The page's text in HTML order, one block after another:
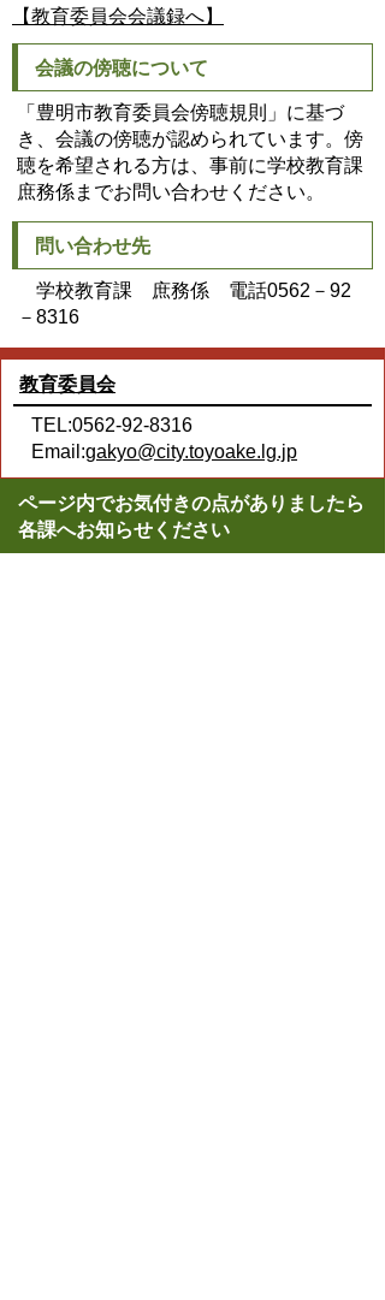
【教育委員会会議録へ】
会議の傍聴について
「豊明市教育委員会傍聴規則」に基づ
き、会議の傍聴が認められています。傍
聴を希望される方は、事前に学校教育課
庶務係までお問い合わせください。
問い合わせ先
学校教育課 庶務係 電話0562－92
－8316
教育委員会
TEL:0562-92-8316
Email:gakyo@city.toyoake.lg.jp
ページ内でお気付きの点がありましたら
各課へお知らせください